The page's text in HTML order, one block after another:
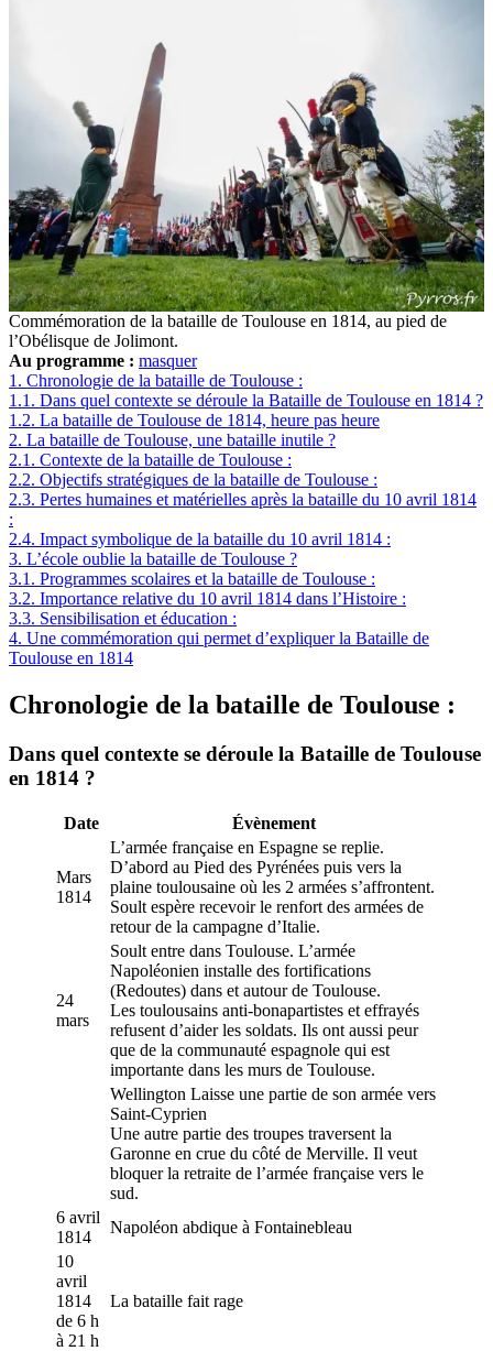
Commémoration de la bataille de Toulouse en 1814, au pied de
l’Obélisque de Jolimont.
Au programme : masquer
1. Chronologie de la bataille de Toulouse :
1.1. Dans quel contexte se déroule la Bataille de Toulouse en 1814 ?
1.2. La bataille de Toulouse de 1814, heure pas heure
2. La bataille de Toulouse, une bataille inutile ?
2.1. Contexte de la bataille de Toulouse :
2.2. Objectifs stratégiques de la bataille de Toulouse :
2.3. Pertes humaines et matérielles après la bataille du 10 avril 1814
:
2.4. Impact symbolique de la bataille du 10 avril 1814 :
3. L’école oublie la bataille de Toulouse ?
3.1. Programmes scolaires et la bataille de Toulouse :
3.2. Importance relative du 10 avril 1814 dans l’Histoire :
3.3. Sensibilisation et éducation :
4. Une commémoration qui permet d’expliquer la Bataille de
Toulouse en 1814
Chronologie de la bataille de Toulouse :
Dans quel contexte se déroule la Bataille de Toulouse
en 1814 ?
Date Évènement
Mars
1814
L’armée française en Espagne se replie.
D’abord au Pied des Pyrénées puis vers la
plaine toulousaine où les 2 armées s’affrontent.
Soult espère recevoir le renfort des armées de
retour de la campagne d’Italie.
24
mars
Soult entre dans Toulouse. L’armée
Napoléonien installe des fortifications
(Redoutes) dans et autour de Toulouse.
Les toulousains anti-bonapartistes et effrayés
refusent d’aider les soldats. Ils ont aussi peur
que de la communauté espagnole qui est
importante dans les murs de Toulouse.
Wellington Laisse une partie de son armée vers
Saint-Cyprien
Une autre partie des troupes traversent la
Garonne en crue du côté de Merville. Il veut
bloquer la retraite de l’armée française vers le
sud.
6 avril
1814
Napoléon abdique à Fontainebleau
10
avril
1814
de 6 h
à 21 h
La bataille fait rage